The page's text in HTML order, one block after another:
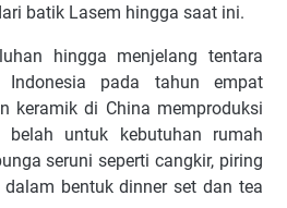
batik Lasem hingga saat ini.
hingga menjelang tentara
pada tahun empat
keramik di China memproduksi
belah untuk kebutuhan rumah
seruni seperti cangkir, piring
bentuk dinner set dan tea